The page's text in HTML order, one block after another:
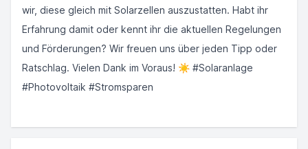
wir, diese gleich mit Solarzellen auszustatten. Habt ihr
Erfahrung damit oder kennt ihr die aktuellen Regelungen
und Förderungen? Wir freuen uns über jeden Tipp oder
Ratschlag. Vielen Dank im Voraus! ☀️ #Solaranlage
#Photovoltaik #Stromsparen